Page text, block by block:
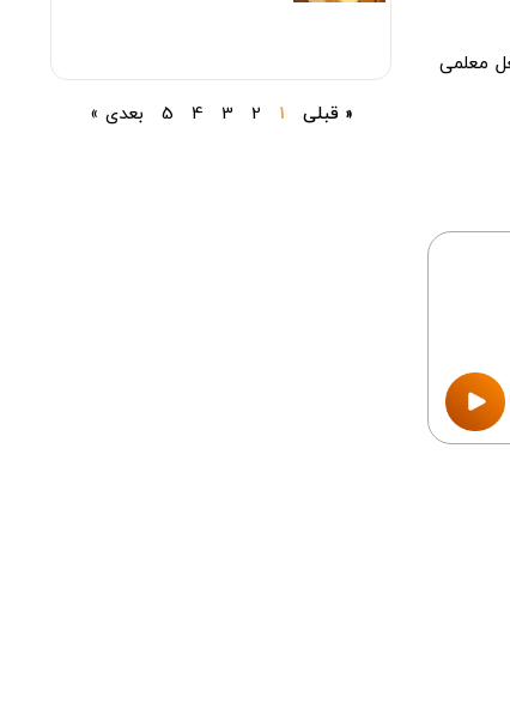
معلمی
« قبلی 1
2
3
4
5 بعدی »